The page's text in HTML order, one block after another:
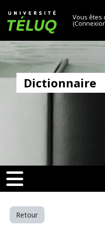
Université TÉLUQ
Vous êtes
(
Dictionnaire
[[nav-toggle]]
toggle]]
Retour